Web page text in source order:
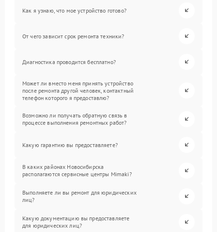
Как я узнаю, что мое устройство готово?
От чего зависит срок ремонта техники?
Диагностика проводится бесплатно?
Может ли вместо меня принять устройство
после ремонта другой человек, контактный
телефон которого я предоставлю?
Возможно ли получать обратную связь в
процессе выполнения ремонтных работ?
Какую гарантию вы предоставляете?
В каких районах Новосибирска
располагаются сервисные центры Mimaki?
Выполняете ли вы ремонт для юридических
лиц?
Какую документацию вы предоставляете
для юридических лиц?